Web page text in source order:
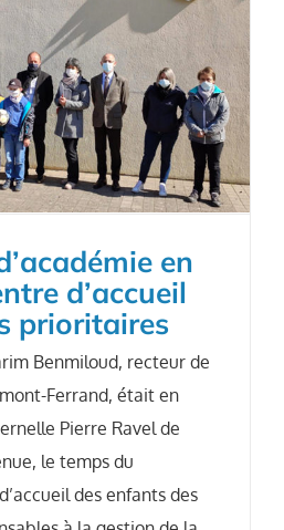
en
d’accueil
prioritaires
Benmiloud, recteur de
Ferrand, était en
Pierre Ravel de
le temps du
des enfants des